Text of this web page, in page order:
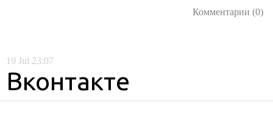
Комментарии (0)
19 Jul 23:07
Вконтакте